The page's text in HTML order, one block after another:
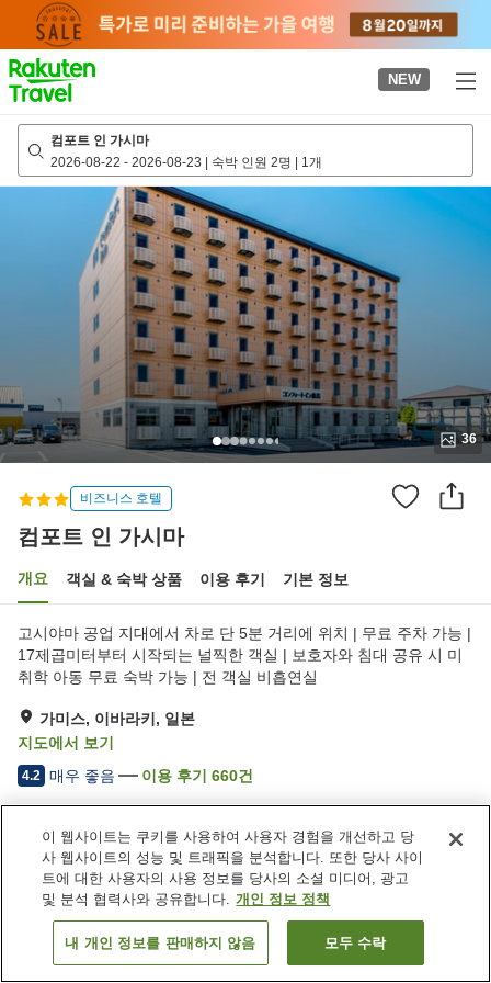
page
NEW
컴포트 인 가시마
2026-08-22 - 2026-08-23 | 숙박 인원 2명 | 1개
36
비즈니스 호텔
컴포트 인 가시마
개요 객실 & 숙박 상품 이용 후기 기본 정보
고시야마 공업 지대에서 차로 단 5분 거리에 위치 | 무료 주차 가능 |
17제곱미터부터 시작되는 널찍한 객실 | 보호자와 침대 공유 시 미
취학 아동 무료 숙박 가능 | 전 객실 비흡연실
가미스, 이바라키, 일본
지도에서 보기
4.2 매우 좋음 이용 후기 660건
숙소 편의 시설/서비스
주차장
자동판매기
세탁 (유료)
택배
일본 이바라키 가미스 컴포트 인 가시마
객실 보기
이 웹사이트는 쿠키를 사용하여 사용자 경험을 개선하고 당
사 웹사이트의 성능 및 트래픽을 분석합니다. 또한 당사 사이
트에 대한 사용자의 사용 정보를 당사의 소셜 미디어, 광고
및 분석 협력사와 공유합니다. 개인 정보 정책
내 개인 정보를 판매하지 않음 모두 수락